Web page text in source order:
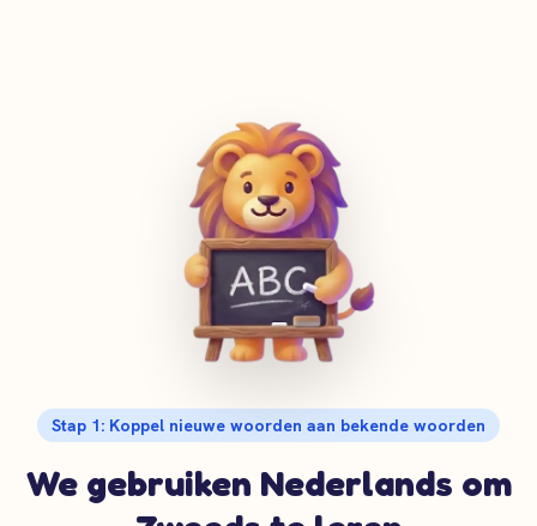
Stap 1: Koppel nieuwe woorden aan bekende woorden
We gebruiken Nederlands om